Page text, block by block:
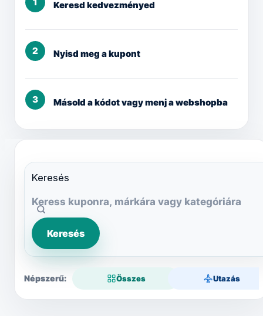
Keresd kedvezményed
2 Nyisd meg a kupont
3 Másold a kódot vagy menj a webshopba
Keresés
Keresés
Összes Utazás